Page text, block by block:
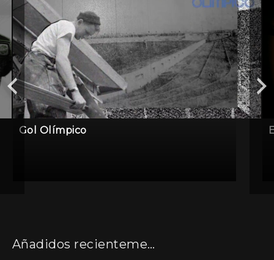
Gol Olímpico
Añadidos recientemente